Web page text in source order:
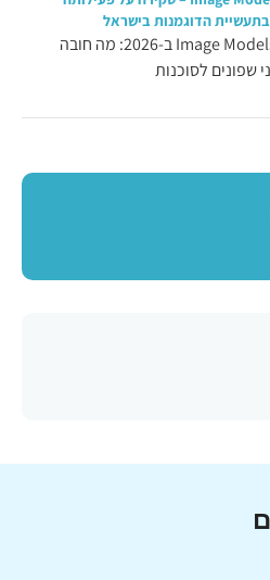
הדוגמנות בישראל
Image Models Agency ב-2026: מה חובה
שפונים לסוכנות